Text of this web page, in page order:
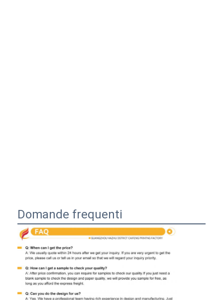
Domande frequenti